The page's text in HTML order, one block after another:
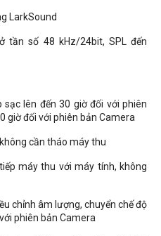
LarkSound
tần số 48 kHz/24bit, SPL đến
lên đến 30 giờ đối với phiên
giờ đối với phiên bản Camera
cần tháo máy thu
máy thu với máy tính, không
chỉnh âm lượng, chuyển chế độ
phiên bản Camera